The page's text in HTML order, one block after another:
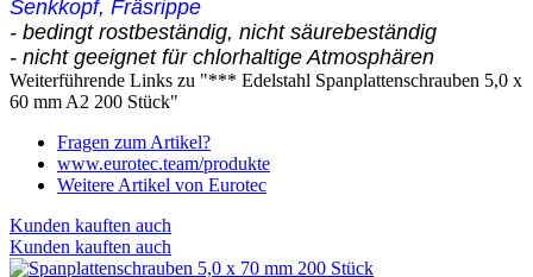
Senkkopf, Fräsrippe
- bedingt rostbeständig, nicht säurebeständig
- nicht geeignet für chlorhaltige Atmosphären
Weiterführende Links zu "*** Edelstahl Spanplattenschrauben 5,0 x
60 mm A2 200 Stück"
Fragen zum Artikel?
www.eurotec.team/produkte
Weitere Artikel von Eurotec
Kunden kauften auch
Kunden kauften auch